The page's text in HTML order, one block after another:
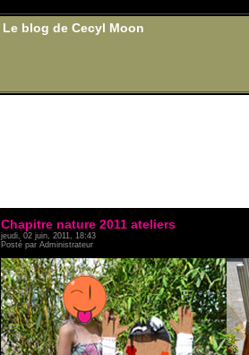
Le blog de Cecyl Moon
Chapitre nature 2011 ateliers
jeudi, 02 juin, 2011, 18:43
Posté par Administrateur